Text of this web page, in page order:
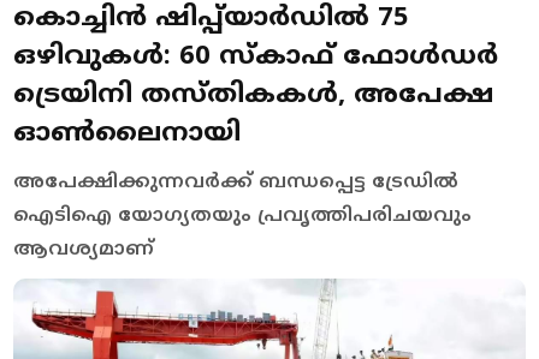
കൊച്ചിൻ ഷിപ്പ്‌യാർഡിൽ 75
ഒഴിവുകൾ: 60 സ്കാഫ് ഫോള്‍ഡർ
ട്രെയിനി തസ്തികകൾ, അപേക്ഷ
ഓൺലൈനായി
അപേക്ഷിക്കുന്നവർക്ക് ബന്ധപ്പെട്ട ട്രേഡിൽ
ഐടിഐ യോഗ്യതയും പ്രവൃത്തിപരിചയവും
ആവശ്യമാണ്